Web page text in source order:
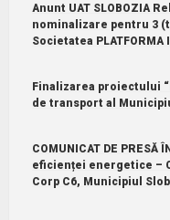
Anunt UAT SLOBOZIA
nominalizare pentru 3
Societatea PLATFORMA
Finalizarea proiectului
de transport al
COMUNICAT DE PRESĂ
eficienței energetice –
Corp C6, Municipiul